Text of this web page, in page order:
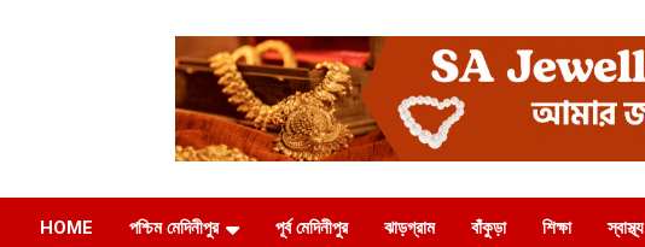
HOME
পশ্চিম মেদিনীপুর পূর্ব মেদিনীপুর ঝাড়গ্রাম বাঁকুড়া শিক্ষা স্বাস্থ্য